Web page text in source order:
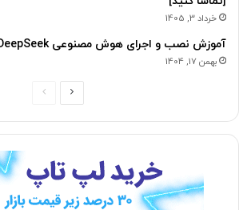
خرداد 3, 1405
آموزش نصب و اجرای هوش مصنوعی DeepSeek روی Raspberry PI
بهمن 17, 1404
ح
ق
ب
ح
ه
ع